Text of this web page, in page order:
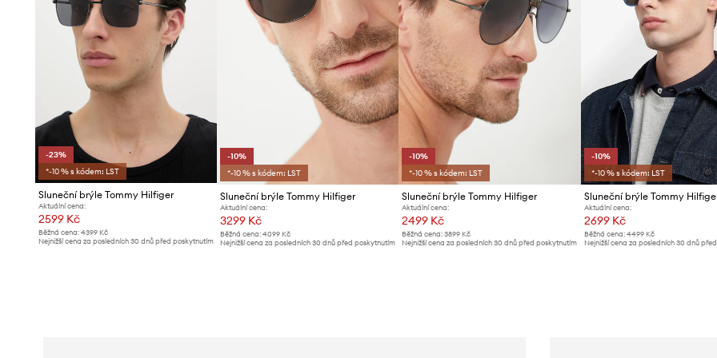
-23%
*-10 % s kódem: LST
Sluneční brýle Tommy Hilfiger
Aktuální cena:
2599 Kč
Běžná cena: 4399 Kč
Nejnižší cena za posledních 30 dnů před poskytnutím
-10%
*-10 % s kódem: LST
Sluneční brýle Tommy Hilfiger
Aktuální cena:
3299 Kč
Běžná cena:4099 Kč
Nejnižší cena za posledních 30 dnů před poskytnutím
-10%
*-10 % s kódem: LST
Sluneční brýle Tommy Hilfiger
Aktuální cena:
2499 Kč
Běžná cena: 3899 Kč
Nejnižší cena za posledních 30 dnů před poskytnutím
-10%
*-10 % s kódem: LST
Sluneční brýle Tommy
Aktuální cena:
2699 Kč
Běžná cena: 4499 Kč
Nejnižší cena za posledních 30 dnů